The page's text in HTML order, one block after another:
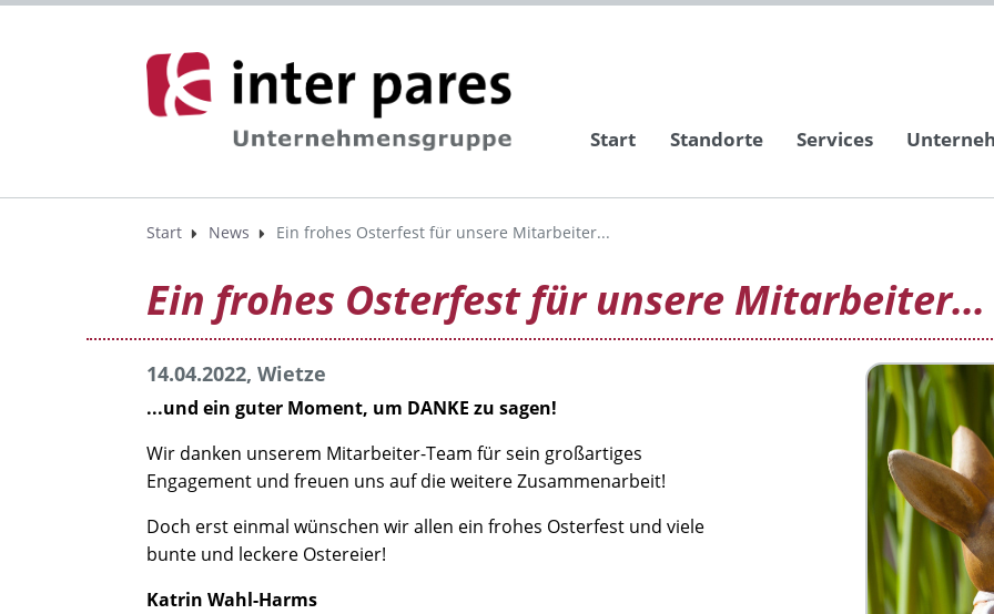
Start Standorte Services
Start News Ein frohes Osterfest für unsere Mitarbeiter...
Ein frohes Osterfest für unsere Mitarbeiter...
14.04.2022, Wietze
...und ein guter Moment, um DANKE zu sagen!
Wir danken unserem Mitarbeiter-Team für sein großartiges
Engagement und freuen uns auf die weitere Zusammenarbeit!
Doch erst einmal wünschen wir allen ein frohes Osterfest und viele
bunte und leckere Ostereier!
Katrin Wahl-Harms